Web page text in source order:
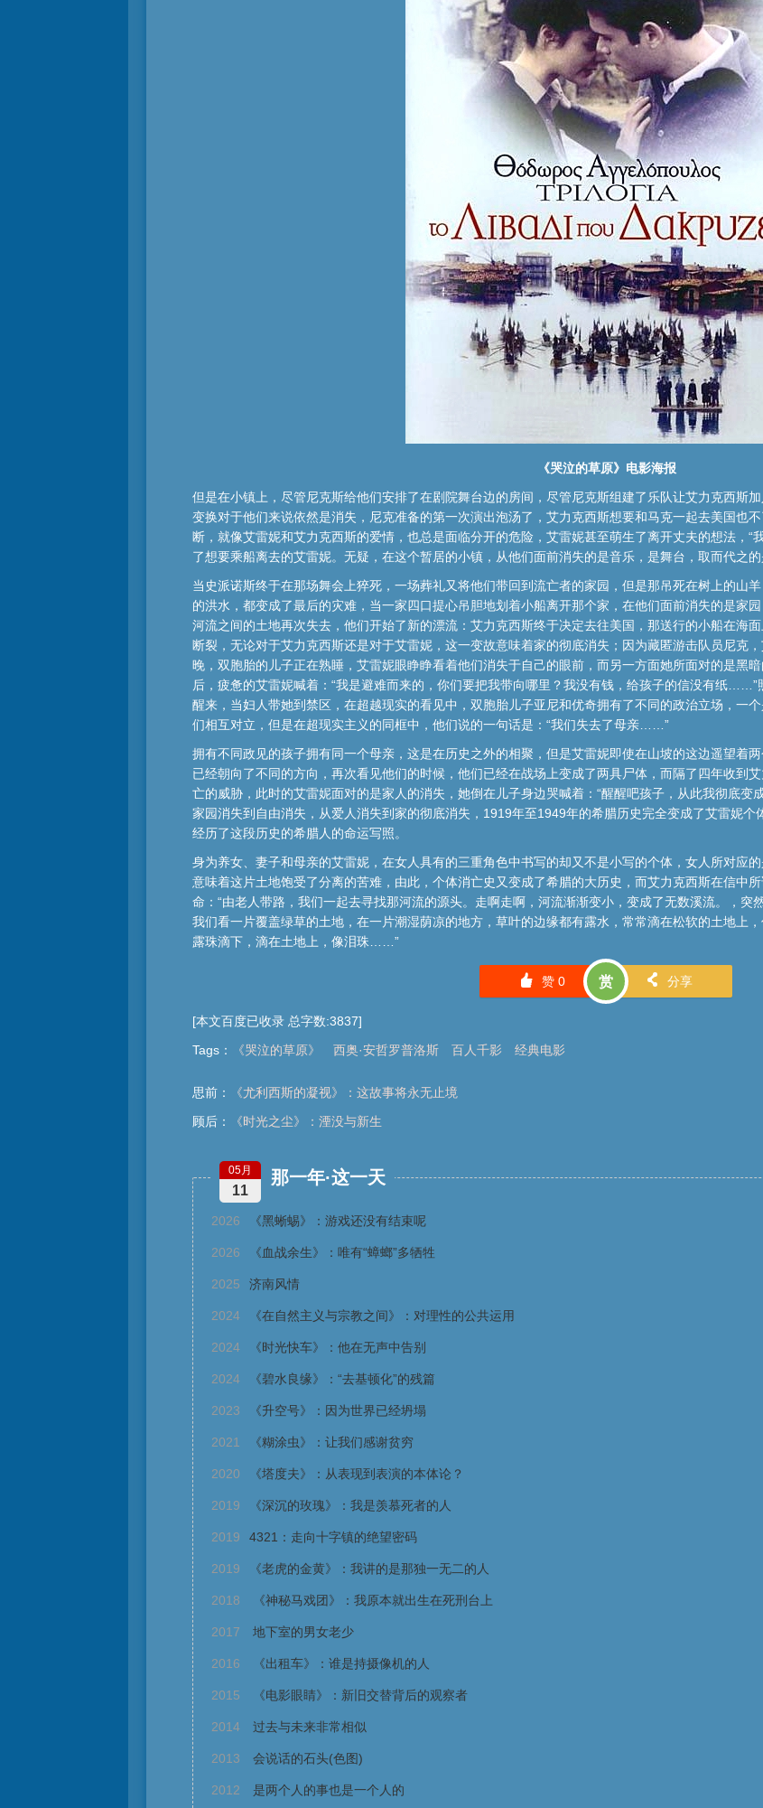
《哭泣的草原》电影海报
但是在小镇上，尽管尼克斯给他们安排了在剧院舞台边的房间，尽管尼克斯组建了乐队让艾力克西斯
变换对于他们来说依然是消失，尼克准备的第一次演出泡汤了，艾力克西斯想要和马克一起去美国也
断，就像艾雷妮和艾力克西斯的爱情，也总是面临分开的危险，艾雷妮甚至萌生了离开丈夫的想法，
了想要乘船离去的艾雷妮。无疑，在这个暂居的小镇，从他们面前消失的是音乐，是舞台，取而代之的
当史派诺斯终于在那场舞会上猝死，一场葬礼又将他们带回到流亡者的家园，但是那吊死在树上的山
的洪水，都变成了最后的灾难，当一家四口提心吊胆地划着小船离开那个家，在他们面前消失的是家
河流之间的土地再次失去，他们开始了新的漂流：艾力克西斯终于决定去往美国，那送行的小船在海
断裂，无论对于艾力克西斯还是对于艾雷妮，这一变故意味着家的彻底消失；因为藏匿游击队员尼克
晚，双胞胎的儿子正在熟睡，艾雷妮眼睁睁看着他们消失于自己的眼前，而另一方面她所面对的是黑
后，疲惫的艾雷妮喊着：“我是避难而来的，你们要把我带向哪里？我没有钱，给孩子的信没有纸……”
醒来，当妇人带她到禁区，在超越现实的看见中，双胞胎儿子亚尼和优奇拥有了不同的政治立场，一
们相互对立，但是在超现实主义的同框中，他们说的一句话是：“我们失去了母亲……”
拥有不同政见的孩子拥有同一个母亲，这是在历史之外的相聚，但是艾雷妮即使在山坡的这边遥望着
已经朝向了不同的方向，再次看见他们的时候，他们已经在战场上变成了两具尸体，而隔了四年收到
亡的威胁，此时的艾雷妮面对的是家人的消失，她倒在儿子身边哭喊着：“醒醒吧孩子，从此我彻底
家园消失到自由消失，从爱人消失到家的彻底消失，1919年至1949年的希腊历史完全变成了艾雷妮
经历了这段历史的希腊人的命运写照。
身为养女、妻子和母亲的艾雷妮，在女人具有的三重角色中书写的却又不是小写的个体，女人所对应
意味着这片土地饱受了分离的苦难，由此，个体消亡史又变成了希腊的大历史，而艾力克西斯在信中
命：“由老人带路，我们一起去寻找那河流的源头。走啊走啊，河流渐渐变小，变成了无数溪流。，突
我们看一片覆盖绿草的土地，在一片潮湿荫凉的地方，草叶的边缘都有露水，常常滴在松软的土地上
露珠滴下，滴在土地上，像泪珠……”
󰄼 赞 0 赏 󰄯 分享
[本文百度已收录 总字数:3837]
Tags ： 《哭泣的草原》 西奥·安哲罗普洛斯 百人千影 经典电影
思前：
《尤利西斯的凝视》：这故事将永无止境
顾后：
《时光之尘》：湮没与新生
那一年·这一天
05月
11
2026 《黑蜥蜴》：游戏还没有结束呢
2026 《血战余生》：唯有“蟑螂”多牺牲
2025 济南风情
2024 《在自然主义与宗教之间》：对理性的公共运用
2024 《时光快车》：他在无声中告别
2024 《碧水良缘》：“去基顿化”的残篇
2023 《升空号》：因为世界已经坍塌
2021 《糊涂虫》：让我们感谢贫穷
2020 《塔度夫》：从表现到表演的本体论？
2019 《深沉的玫瑰》：我是羡慕死者的人
2019 4321：走向十字镇的绝望密码
2019 《老虎的金黄》：我讲的是那独一无二的人
2018 《神秘马戏团》：我原本就出生在死刑台上
2017 地下室的男女老少
2016 《出租车》：谁是持摄像机的人
2015 《电影眼睛》：新旧交替背后的观察者
2014 过去与未来非常相似
2013 会说话的石头(色图)
2012 是两个人的事也是一个人的